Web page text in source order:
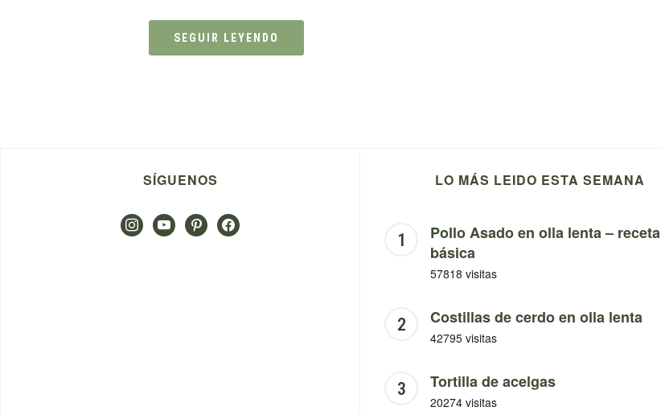
SEGUIR LEYENDO
SÍGUENOS
instagramyoutubepinterestfacebook
LO MÁS LEIDO ESTA SEMANA
Pollo Asado en olla lenta – receta
básica
57818 visitas
Costillas de cerdo en olla lenta
42795 visitas
Tortilla de acelgas
20274 visitas